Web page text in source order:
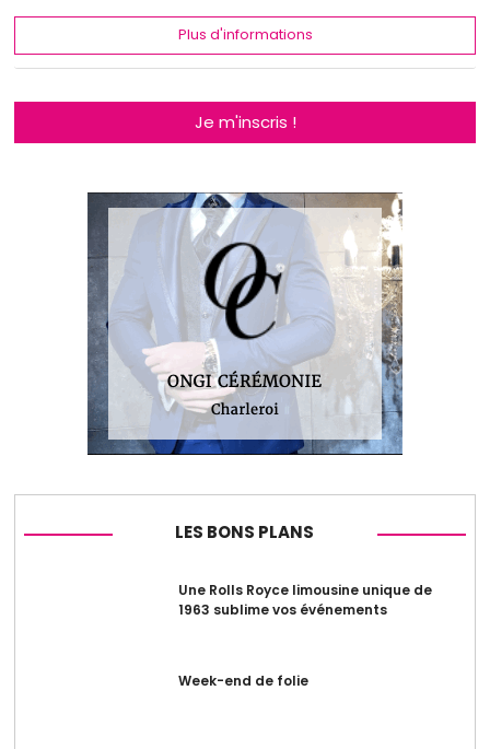
Plus d'informations
Je m'inscris !
LES BONS PLANS
Une Rolls Royce limousine unique de
1963 sublime vos événements
Week-end de folie